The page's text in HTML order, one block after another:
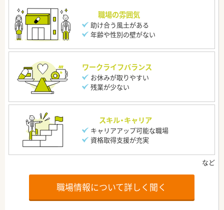
職場の雰囲気
助け合う風土がある
年齢や性別の壁がない
ワークライフバランス
お休みが取りやすい
残業が少ない
スキル・キャリア
キャリアアップ可能な職場
資格取得支援が充実
職場情報について詳しく聞く